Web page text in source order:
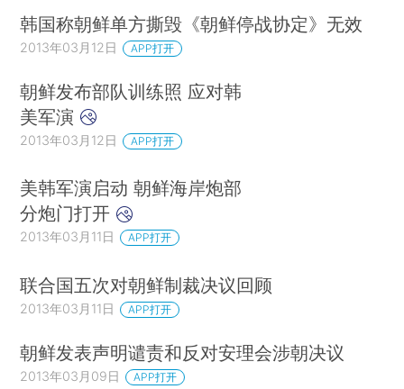
韩国称朝鲜单方撕毁《朝鲜停战协定》无效
2013年03月12日 APP打开
朝鲜发布部队训练照 应对韩
美军演
2013年03月12日 APP打开
美韩军演启动 朝鲜海岸炮部
分炮门打开
2013年03月11日 APP打开
联合国五次对朝鲜制裁决议回顾
2013年03月11日 APP打开
朝鲜发表声明谴责和反对安理会涉朝决议
2013年03月09日 APP打开